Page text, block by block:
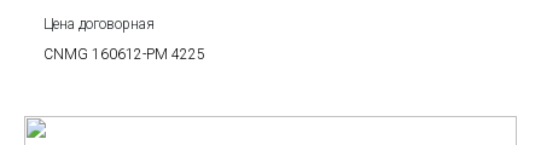
Цена договорная
CNMG 160612-PM 4225